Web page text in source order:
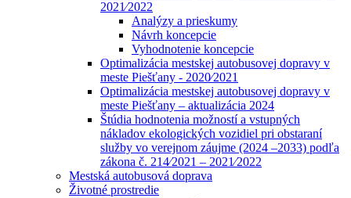
2021⁄2022
Analýzy a prieskumy
Návrh koncepcie
Vyhodnotenie koncepcie
Optimalizácia mestskej autobusovej dopravy v
meste Piešťany - 2020⁄2021
Optimalizácia mestskej autobusovej dopravy v
meste Piešťany – aktualizácia 2024
Štúdia hodnotenia možností a vstupných
nákladov ekologických vozidiel pri obstaraní
služby vo verejnom záujme (2024 –2033) podľa
zákona č. 214⁄2021 – 2021⁄2022
Mestská autobusová doprava
Životné prostredie